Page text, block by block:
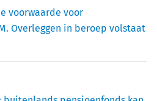
voorwaarde voor
Overleggen in beroep volstaat